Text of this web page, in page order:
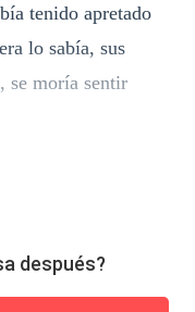
tenido apretado
lo sabía, sus
se moría sentir
después?